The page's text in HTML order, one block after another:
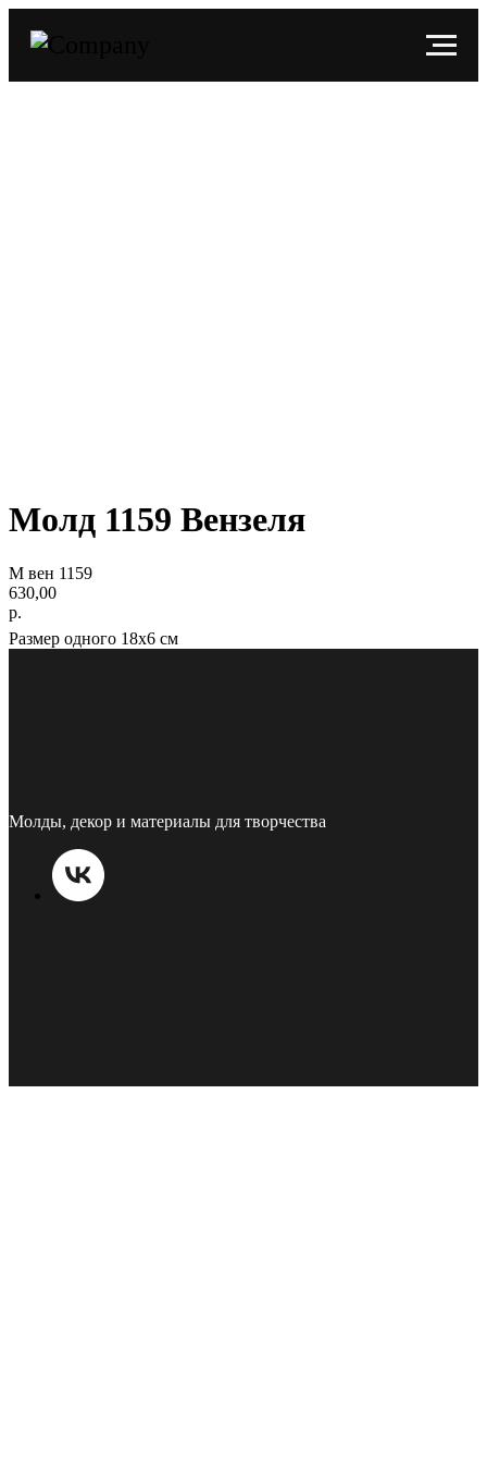
Молд 1159 Вензеля
М вен 1159
630,00
р.
Размер одного 18х6 см
Молды, декор и материалы для творчества